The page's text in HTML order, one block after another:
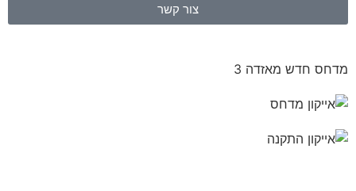
צור קשר
מדחס חדש מאזדה 3